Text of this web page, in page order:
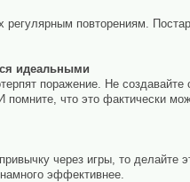
регулярным повторениям.
идеальными
поражение. Не
помните, что это фактически
через игры, то
эффективнее.